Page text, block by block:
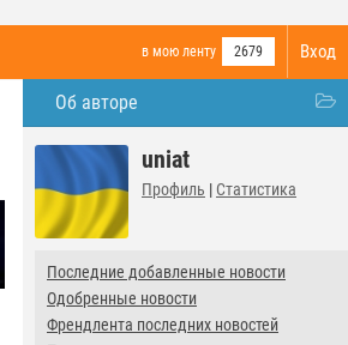
Вход
в мою ленту 2679
Об авторе
uniat
Профиль | Статистика
Последние добавленные новости
Одобренные новости
Френдлента последних новостей